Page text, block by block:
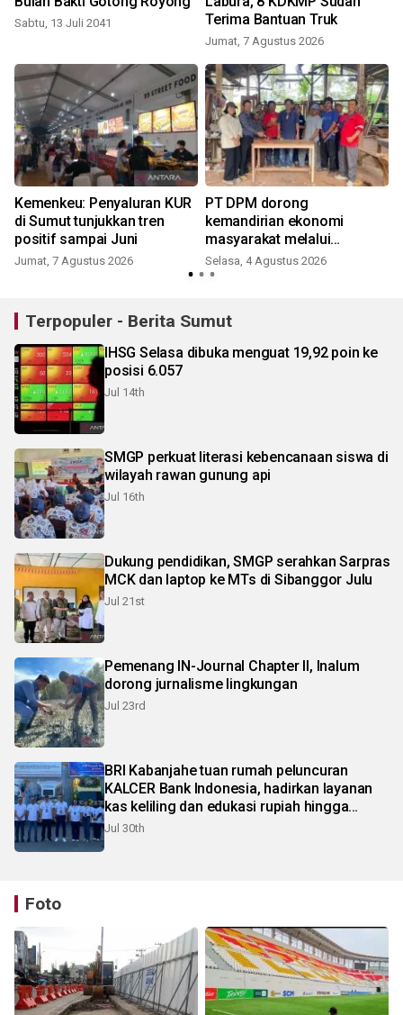
Sabtu, 13 Juli 2041
Terima Bantuan Truk
Jumat, 7 Agustus 2026
Kemenkeu: Penyaluran KUR
di Sumut tunjukkan tren
positif sampai Juni
Jumat, 7 Agustus 2026
PT DPM dorong
kemandirian ekonomi
masyarakat melalui
pelatihan pertukangan kayu
dan UMKM bagi perempuan
Selasa, 4 Agustus 2026
Terpopuler - Berita Sumut
IHSG Selasa dibuka menguat 19,92 poin ke
posisi 6.057
Jul 14th
SMGP perkuat literasi kebencanaan siswa di
wilayah rawan gunung api
Jul 16th
Dukung pendidikan, SMGP serahkan Sarpras
MCK dan laptop ke MTs di Sibanggor Julu
Jul 21st
Pemenang IN-Journal Chapter II, Inalum
dorong jurnalisme lingkungan
Jul 23rd
BRI Kabanjahe tuan rumah peluncuran
KALCER Bank Indonesia, hadirkan layanan
kas keliling dan edukasi rupiah hingga
pelosok Karo
Jul 30th
Foto